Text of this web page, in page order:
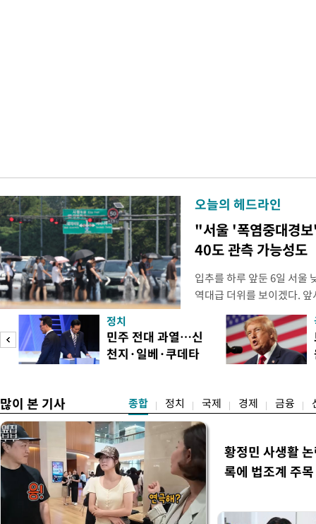
오늘의 헤드라인
"서울 '폭염중대경
40도 관측 가능성도
입추를 하루 앞둔 6일 서울
역대급 더위를 보이겠다.
이날 서울에서도 예보치
이 관측될 가능성이 제기된
남에는 최고기온이 39도
로 올라 생명을 위협하는
정치
민주 전대 과열…신
천지·일베·쿠데타
많이 본 기사 종합 정치 국제 경제 금융
황정민 사생활
록에 법조계 주목